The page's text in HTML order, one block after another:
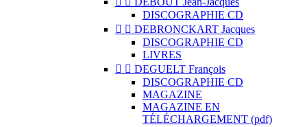
DISCOGRAPHIE CD
  DEBRONCKART Jacques
DISCOGRAPHIE CD
LIVRES
  DEGUELT François
DISCOGRAPHIE CD
MAGAZINE
MAGAZINE EN
TÉLÉCHARGEMENT (pdf)